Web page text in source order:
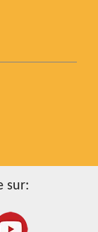
sur: